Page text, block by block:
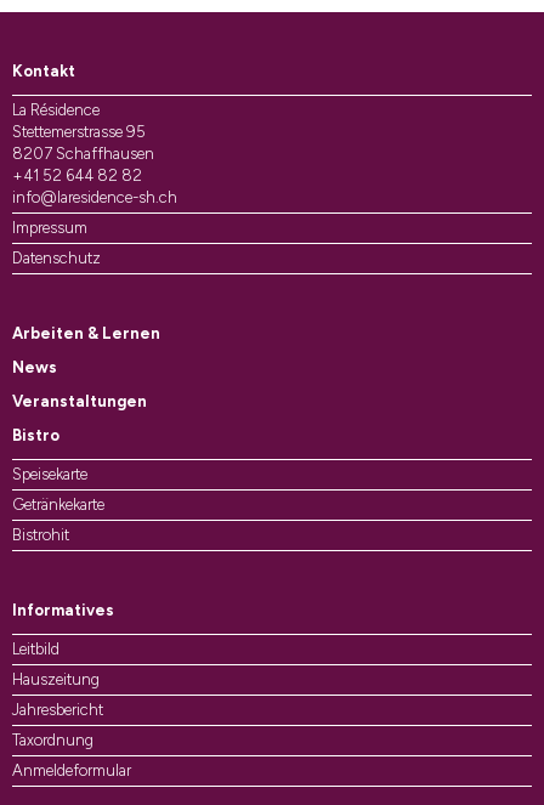
Kontakt
La Résidence
Stettemerstrasse 95
8207 Schaffhausen
+41 52 644 82 82
info@laresidence-sh.ch
Impressum
Datenschutz
Arbeiten & Lernen
News
Veranstaltungen
Bistro
Speisekarte
Getränkekarte
Bistrohit
Informatives
Leitbild
Hauszeitung
Jahresbericht
Taxordnung
Anmeldeformular